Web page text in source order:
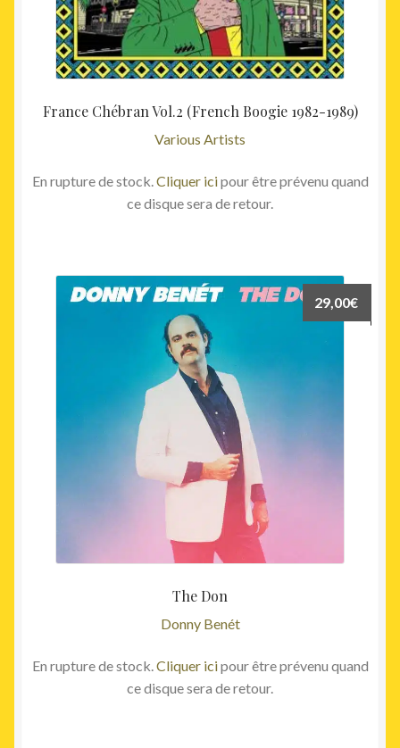
France Chébran Vol.2 (French Boogie 1982-1989)
Various Artists
En rupture de stock.Cliquer icipour être prévenu quand
ce disque sera de retour.
The Don
Donny Benét
29,00€
En rupture de stock.Cliquer icipour être prévenu quand
ce disque sera de retour.